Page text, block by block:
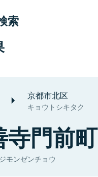
索
京都市北区
キョウトシキタク
寺門前町
モンゼンチョウ